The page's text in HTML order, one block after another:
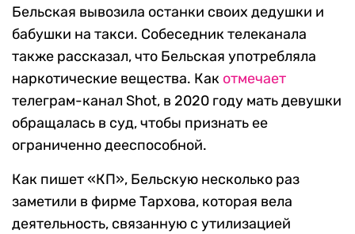
Бельская вывозила останки своих дедушки и
бабушки на такси. Собеседник телеканала
также рассказал, что Бельская употребляла
наркотические вещества. Как отмечает
телеграм-канал Shot, в 2020 году мать девушки
обращалась в суд, чтобы признать ее
ограниченно дееспособной.
Как пишет «КП», Бельскую несколько раз
заметили в фирме Тархова, которая вела
деятельность, связанную с утилизацией